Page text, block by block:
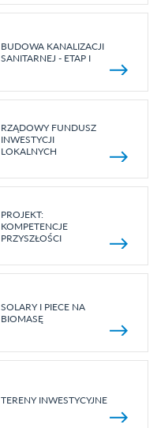
BUDOWA KANALIZACJI
SANITARNEJ - ETAP I
RZĄDOWY FUNDUSZ
INWESTYCJI
LOKALNYCH
PROJEKT:
KOMPETENCJE
PRZYSZŁOŚCI
SOLARY I PIECE NA
BIOMASĘ
TERENY INWESTYCYJNE